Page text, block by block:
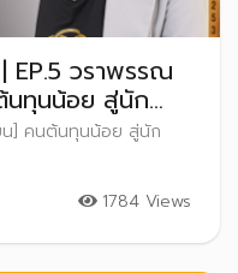
EP.5 วราพรรณ
นทุนน้อย สู่นัก
น] คนต้นทุนน้อย สู่นัก
1784 Views